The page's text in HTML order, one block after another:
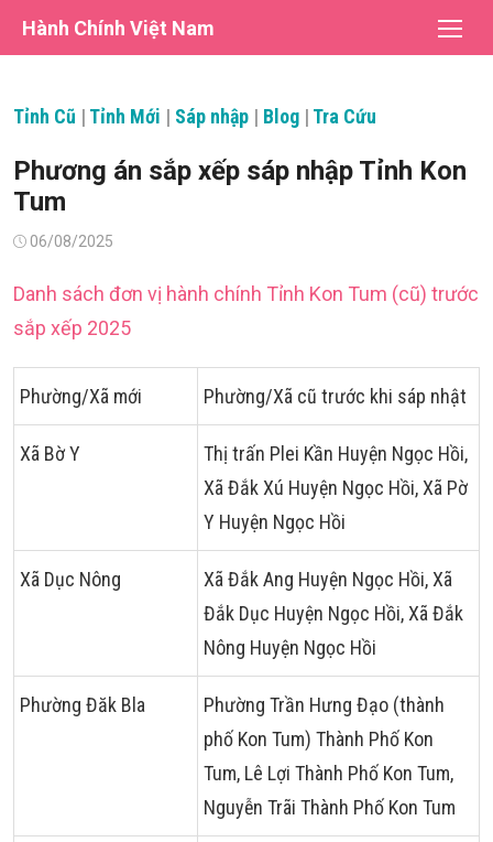
Hành Chính Việt Nam
Tỉnh Cũ | Tỉnh Mới | Sáp nhập | Blog | Tra Cứu
Phương án sắp xếp sáp nhập Tỉnh Kon
Tum
Đăng06/08/2025
Danh sách đơn vị hành chính Tỉnh Kon Tum (cũ) trước
sắp xếp 2025
Phường/Xã mới Phường/Xã cũ trước khi sáp nhật
Xã Bờ Y
Thị trấn Plei Kần Huyện Ngọc Hồi,
Xã Đắk Xú Huyện Ngọc Hồi, Xã Pờ
Y Huyện Ngọc Hồi
Xã Dục Nông
Xã Đắk Ang Huyện Ngọc Hồi, Xã
Đắk Dục Huyện Ngọc Hồi, Xã Đắk
Nông Huyện Ngọc Hồi
Phường Đăk Bla
Phường Trần Hưng Đạo (thành
phố Kon Tum) Thành Phố Kon
Tum, Lê Lợi Thành Phố Kon Tum,
Nguyễn Trãi Thành Phố Kon Tum